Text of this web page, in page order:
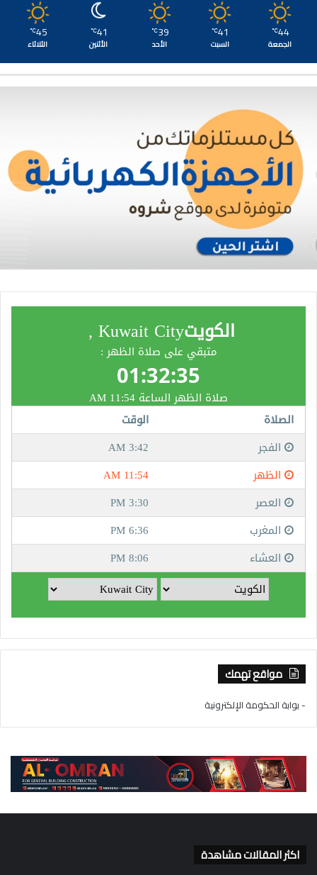
44
℃
الجمعة
41
℃
السبت
39
℃
الأحد
41
℃
الأثنين
45
℃
الثلاثاء
مواقع تهمك
- بوابة الحكومة الإلكترونية
اكثر المقالات مشاهدة